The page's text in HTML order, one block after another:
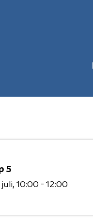
5
juli 10:00 - 12:00